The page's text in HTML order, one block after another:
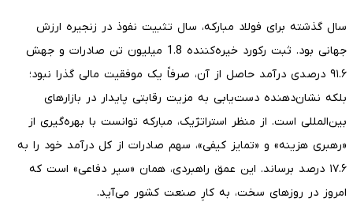
سال گذشته برای فولاد مبارکه، سال تثبیت نفوذ در زنجیره ارزش
جهانی بود. ثبت رکورد خیره‌کننده 1.8 میلیون تن صادرات و جهش
۹۱.۶ درصدی درآمد حاصل از آن، صرفاً یک موفقیت مالی گذرا نبود؛
بلکه نشان‌دهنده دست‌یابی به مزیت رقابتی پایدار در بازارهای
بین‌المللی است. از منظر استراتژیک، مبارکه توانست با بهره‌گیری از
«رهبری هزینه» و «تمایز کیفی»، سهم صادرات از کل درآمد خود را به
۱۷.۶ درصد برساند. این عمق راهبردی، همان «سپر دفاعی» است که
امروز در روزهای سخت، به کارِ صنعت کشور می‌آید.